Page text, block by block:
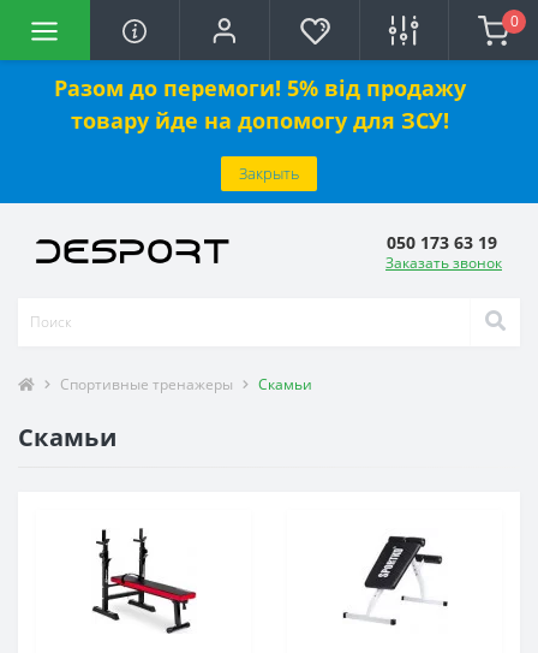
Разом до перемоги! 5% від продажу
товару йде на допомогу для ЗСУ!
Закрыть
0
050 173 63 19
Заказать звонок
Спортивные тренажеры Скамьи
Скамьи